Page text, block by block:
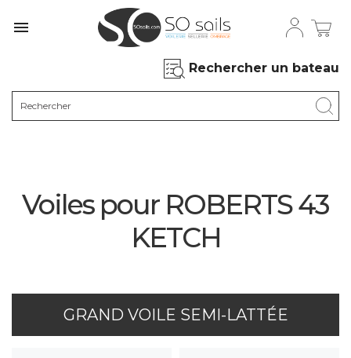

Rechercher un bateau
Voiles pour ROBERTS 43
KETCH
GRAND VOILE SEMI-LATTÉE